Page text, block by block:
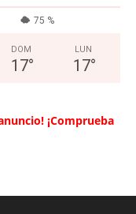
75 %
DOM
17°
LUN
17°
¡Comprueba